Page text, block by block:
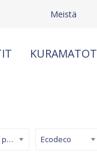
Meistä
KURAMATOT
Kuosi tai pinta Ecodeco